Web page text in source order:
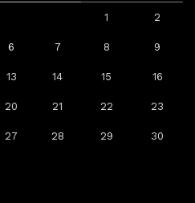
1 2
6 7 8 9
13 14 15 16
20 21 22 23
27 28 29 30